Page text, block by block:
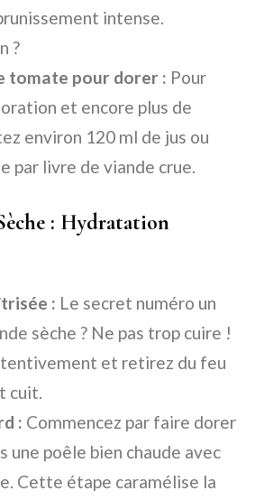
intense.
?
tomate pour dorer : Pour
et encore plus de
environ 120 ml de jus ou
par livre de viande crue.
: Hydratation
: Le secret numéro un
sèche ? Ne pas trop cuire !
et retirez du feu
cuit.
: Commencez par faire dorer
une poêle bien chaude avec
Cette étape caramélise la